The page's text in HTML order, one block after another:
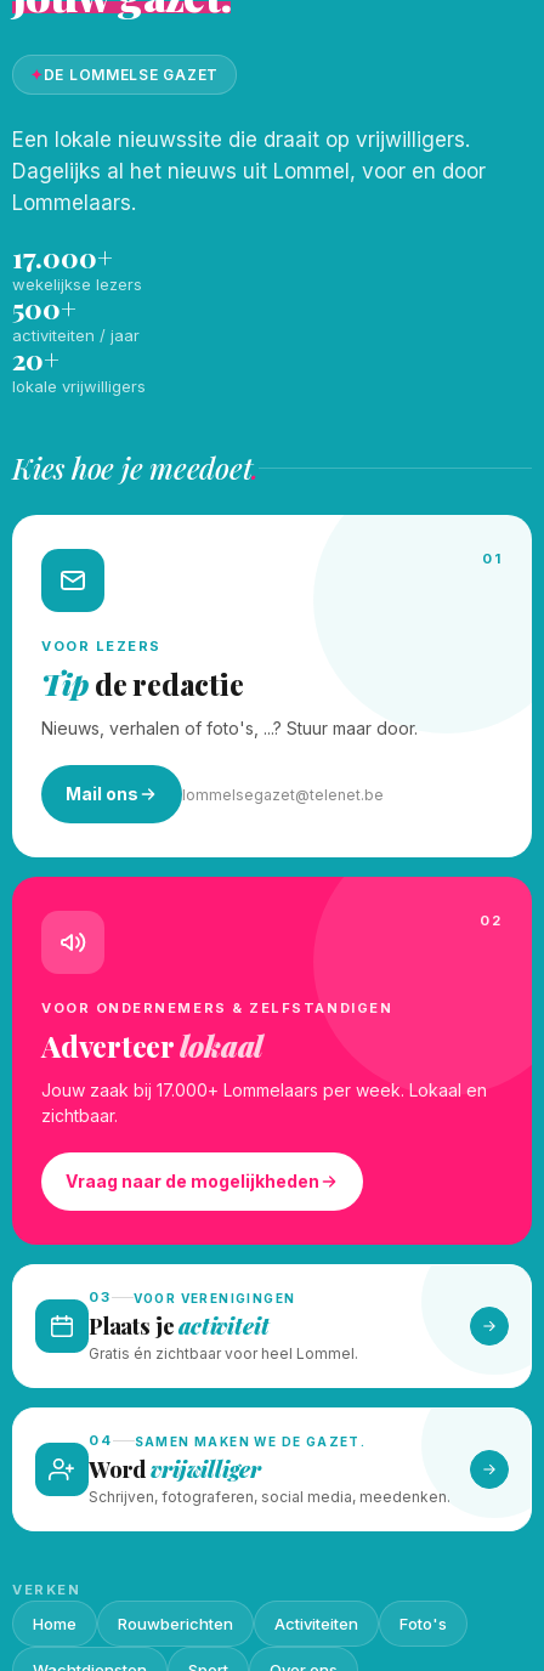
✦DE LOMMELSE GAZET
Een lokale nieuwssite die draait op vrijwilligers.
Dagelijks al het nieuws uit Lommel, voor en door
Lommelaars.
17.000+
wekelijkse lezers
500+
activiteiten / jaar
20+
lokale vrijwilligers
Kies hoe je meedoet.
01
VOOR LEZERS
Tipde redactie
Nieuws, verhalen of foto's, ...? Stuur maar door.
Mail ons lommelsegazet@telenet.be
02
VOOR ONDERNEMERS & ZELFSTANDIGEN
Adverteerlokaal
Jouw zaak bij 17.000+ Lommelaars per week. Lokaal en
zichtbaar.
Vraag naar de mogelijkheden
03 VOOR VERENIGINGEN
Plaats jeactiviteit
Gratis én zichtbaar voor heel Lommel.
04 SAMEN MAKEN WE DE GAZET.
Wordvrijwilliger
Schrijven, fotograferen, social media, meedenken.
VERKEN
Home Rouwberichten Activiteiten Foto's